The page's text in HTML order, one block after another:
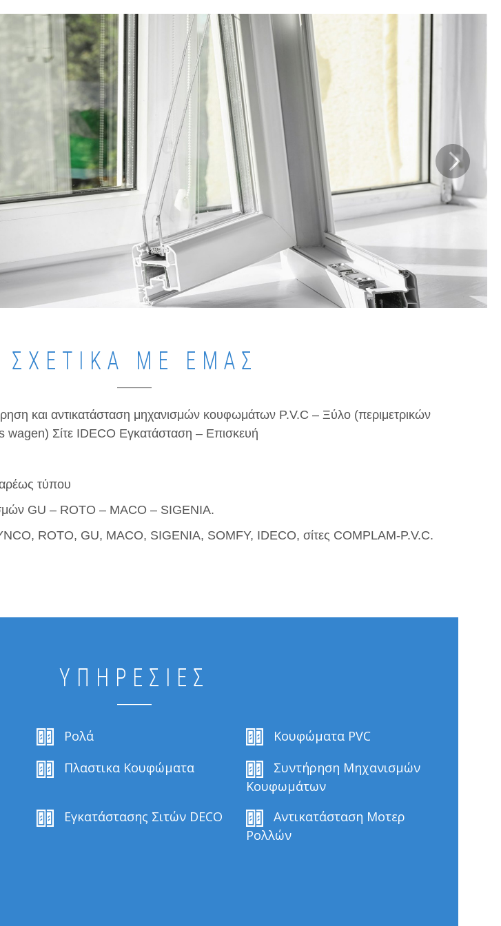
ΣΧΕΤΙΚΆ ΜΕ ΕΜΆΣ
και αντικατάσταση μηχανισμών κουφωμάτων P.V.C – Ξύλο (περιμετρικών
Σίτε IDECO Εγκατάσταση – Επισκευή
τύπου
GU – ROTO – MACO – SIGENIA.
ROTO, GU, MACO, SIGENIA, SOMFY, IDECO, σίτες COMPLAM-P.V.C.
ΥΠΗΡΕΣΊΕΣ
Ρολά
Κουφώματα PVC
Πλαστικα Κουφώματα
Συντήρηση Μηχανισμών
Κουφωμάτων
Εγκατάστασης Σιτών DECO
Αντικατάσταση Μοτερ
Ρολλών